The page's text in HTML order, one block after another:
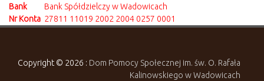
Bank
Bank Spółdzielczy w Wadowicach
Nr Konta 27811 11019 2002 2004 0257 0001
Copyright © 2026 : Dom Pomocy Społecznej im. św. O. Rafała
Kalinowskiego w Wadowicach